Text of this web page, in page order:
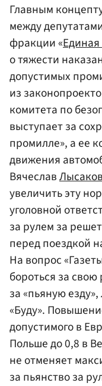
Главным
между
фракции «
о тяжести
допустимых
из
комитета по
выступает за
промилле», а ее
движения
Вячеслав
увеличить эту
уголовной
за рулем за
перед поездкой
На вопрос
бороться за
за «пьяную
«Буду».
допустимого в
Польше до 0,8 в
не отменяет
за пьянство за